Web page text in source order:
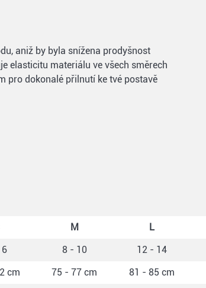
aniž by byla snížena prodyšnost
elasticitu materiálu ve všech směrech
pro dokonalé přilnutí ke tvé postavě
M L
8 - 10 12 - 14
cm 75 - 77 cm 81 - 85 cm